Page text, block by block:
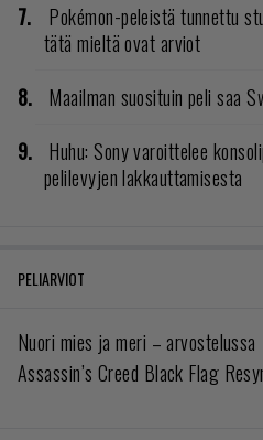
Pokémon-peleistä tunnettu
tätä mieltä ovat arviot
Maailman suosituin peli saa
Huhu: Sony varoittelee
pelilevyjen lakkauttamisesta
PELIARVIOT
Nuori mies ja meri – arvostelussa
Assassin’s Creed Black Flag